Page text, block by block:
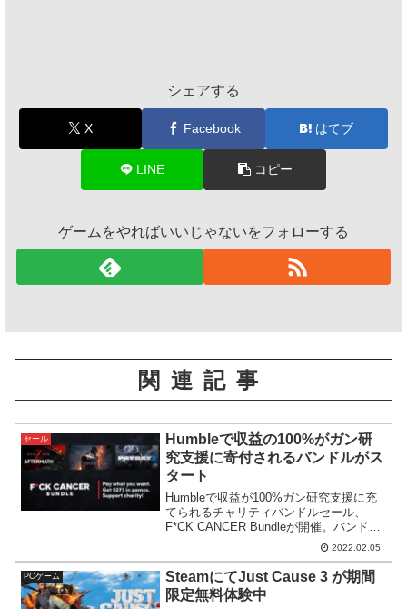
シェアする
X Facebook はてブ
LINE コピー
ゲームをやればいいじゃないをフォローする
関連記事
セール
Humbleで収益の100%がガン研
究支援に寄付されるバンドルがス
タート
Humbleで収益が100%ガン研究支援に充
てられるチャリティバンドルセール、
F*CK CANCER Bundleが開催。バンドル
内容が良く、$10以上の支払いで総額
$273分以上のゲームがもらえる充実した
内容となっています。
2022.02.05
PCゲーム
SteamにてJust Cause 3 が期間
限定無料体験中